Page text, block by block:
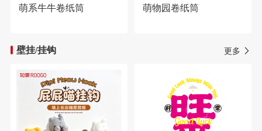
萌系牛牛卷纸筒 萌物园卷纸筒
壁挂/挂钩 更多